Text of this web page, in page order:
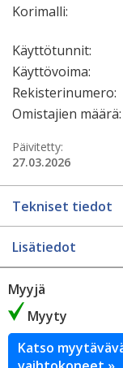
Korimalli:
Käyttötunnit:
Käyttövoima:
Rekisterinumero:
Omistajien määrä:
Päivitetty:
27.03.2026
Tekniset tiedot
Lisätiedot
Myyjä
Myyty
Katso